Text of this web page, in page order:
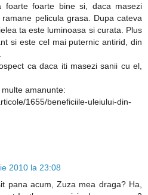
foarte foarte bine si, daca masezi
pelicula grasa. Dupa cateva
ta este luminoasa si curata. Plus
si este cel mai puternic antirid, din
ca daca iti masezi sanii cu el,
amanunte:
1655/beneficiile-uleiului-din-
2010 la 23:08
pana acum, Zuza mea draga? Ha,